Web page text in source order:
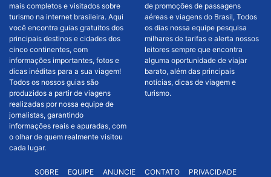
mais completos e visitados sobre
turismo na internet brasileira. Aqui
você encontra guias gratuitos dos
principais destinos e cidades dos
cinco continentes, com
informações importantes, fotos e
dicas inéditas para a sua viagem!
Todos os nossos guias são
produzidos a partir de viagens
realizadas por nossa equipe de
jornalistas, garantindo
informações reais e apuradas, com
o olhar de quem realmente visitou
cada lugar.
de promoções de passagens
aéreas e viagens do Brasil, Todos
os dias nossa equipe pesquisa
milhares de tarifas e alerta nossos
leitores sempre que encontra
alguma oportunidade de viajar
barato, além das principais
notícias, dicas de viagem e
turismo.
SOBRE EQUIPE ANUNCIE CONTATO PRIVACIDADE